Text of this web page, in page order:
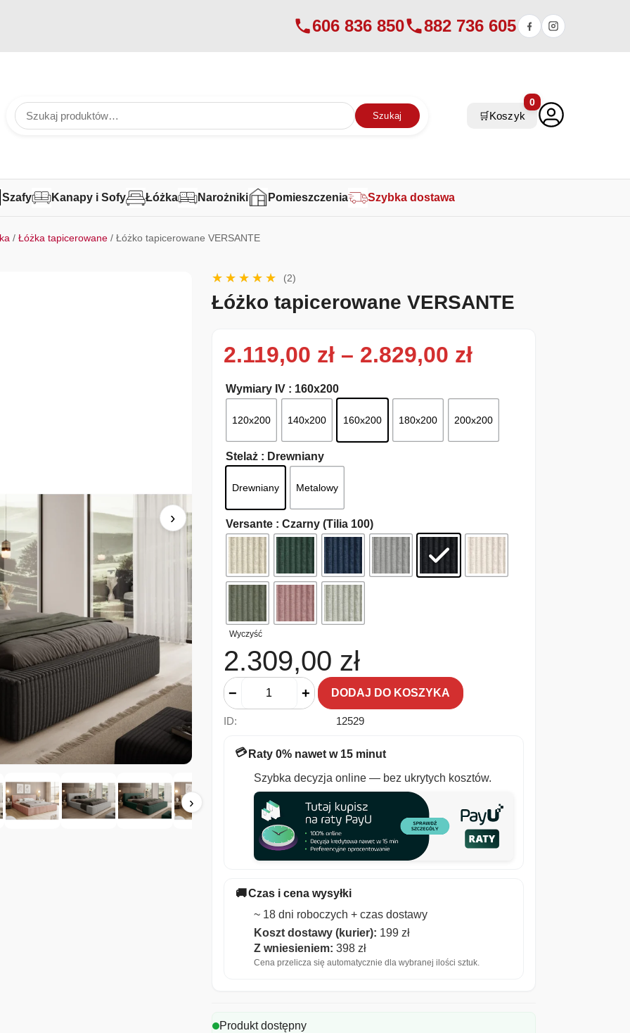
606 836 850 882 736 605
Szukaj 🛒Koszyk
0
Szafy Kanapy i Sofy Łóżka Narożniki Pomieszczenia Szybka dostawa
/Łóżka tapicerowane / Łóżko tapicerowane VERSANTE
›
›
(2)
Łóżko tapicerowane VERSANTE
2.119,00 zł – 2.829,00 złZakres cen: od
Wymiary IV : 160x200
120x200 140x200 160x200 180x200 200x200
Stelaż : Drewniany
Drewniany Metalowy
Versante : Czarny (Tilia 100)
Wyczyść
2.309,00 zł
− + DODAJ DO KOSZYKA
ID: 12529
💳 Raty 0% nawet w 15 minut
Szybka decyzja online — bez ukrytych kosztów.
🚚Czas i cena wysyłki
~ 18 dni roboczych + czas dostawy
Koszt dostawy (kurier): 199 zł
Z wniesieniem: 398 zł
Cena przelicza się automatycznie dla wybranej ilości sztuk.
Produkt dostępny